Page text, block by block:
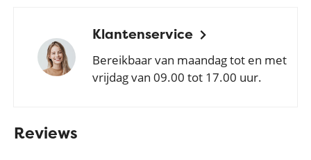
Klantenservice
Bereikbaar van maandag tot en met
vrijdag van 09.00 tot 17.00 uur.
Reviews